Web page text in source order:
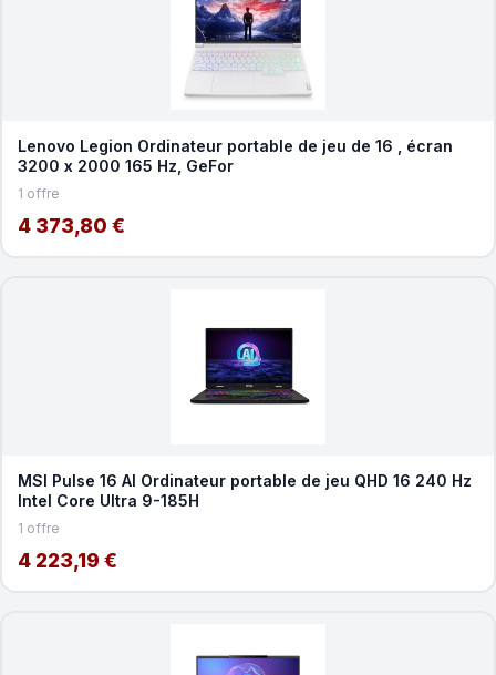
Lenovo Legion Ordinateur portable de jeu de 16 , écran
3200 x 2000 165 Hz, GeFor
1 offre
4 373,80 €
MSI Pulse 16 AI Ordinateur portable de jeu QHD 16 240 Hz
Intel Core Ultra 9-185H
1 offre
4 223,19 €